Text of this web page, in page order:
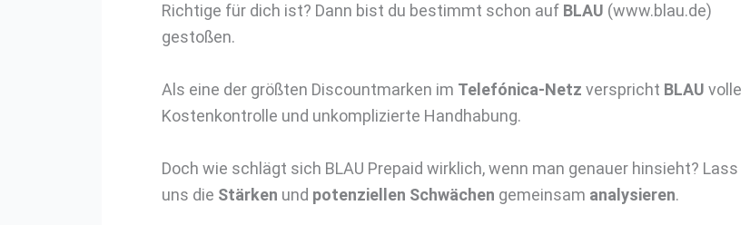
Richtige für dich ist? Dann bist du bestimmt schon auf BLAU (www.blau.de)
gestoßen.
Als eine der größten Discountmarken im Telefónica-Netz verspricht BLAU volle
Kostenkontrolle und unkomplizierte Handhabung.
Doch wie schlägt sich BLAU Prepaid wirklich, wenn man genauer hinsieht? Lass
uns die Stärken und potenziellen Schwächen gemeinsam analysieren.